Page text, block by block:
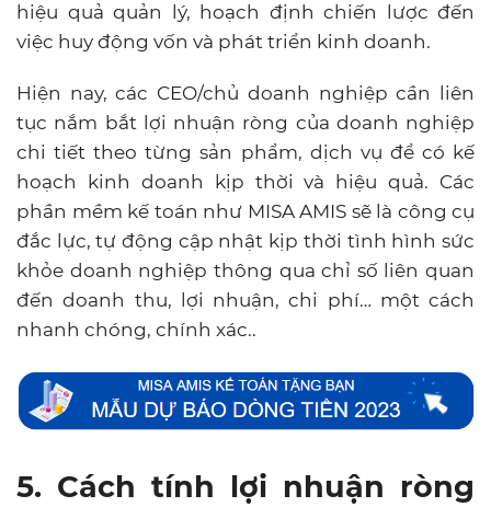
hiệu quả quản lý, hoạch định chiến lược đến
việc huy động vốn và phát triển kinh doanh.
Hiện nay, các CEO/chủ doanh nghiệp cần liên
tục nắm bắt lợi nhuận ròng của doanh nghiệp
chi tiết theo từng sản phẩm, dịch vụ để có kế
hoạch kinh doanh kịp thời và hiệu quả. Các
phần mềm kế toán như MISA AMIS sẽ là công cụ
đắc lực, tự động cập nhật kịp thời tình hình sức
khỏe doanh nghiệp thông qua chỉ số liên quan
đến doanh thu, lợi nhuận, chi phí… một cách
nhanh chóng, chính xác..
5. Cách tính lợi nhuận ròng